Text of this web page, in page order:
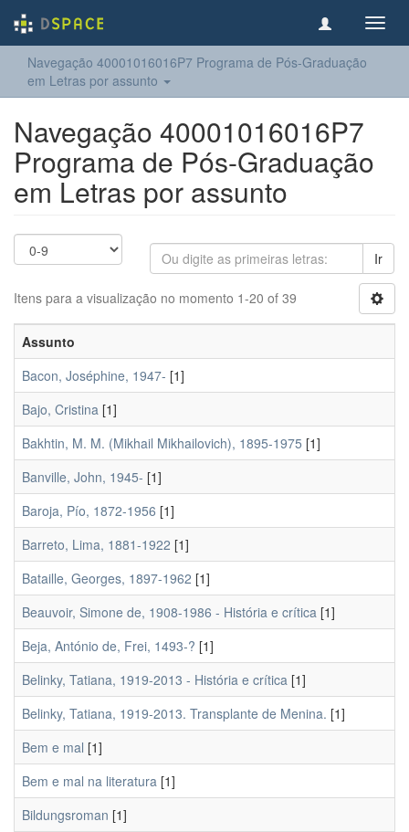
Navegação 40001016016P7 Programa de Pós-Graduação
em Letras por assunto
Navegação 40001016016P7
Programa de Pós-Graduação
em Letras por assunto
Ir
Itens para a visualização no momento 1-20 of 39
Assunto
Bacon, Joséphine, 1947- [1]
Bajo, Cristina [1]
Bakhtin, M. M. (Mikhail Mikhailovich), 1895-1975 [1]
Banville, John, 1945- [1]
Baroja, Pío, 1872-1956 [1]
Barreto, Lima, 1881-1922 [1]
Bataille, Georges, 1897-1962 [1]
Beauvoir, Simone de, 1908-1986 - História e crítica [1]
Beja, António de, Frei, 1493-? [1]
Belinky, Tatiana, 1919-2013 - História e crítica [1]
Belinky, Tatiana, 1919-2013. Transplante de Menina. [1]
Bem e mal [1]
Bem e mal na literatura [1]
Bildungsroman [1]